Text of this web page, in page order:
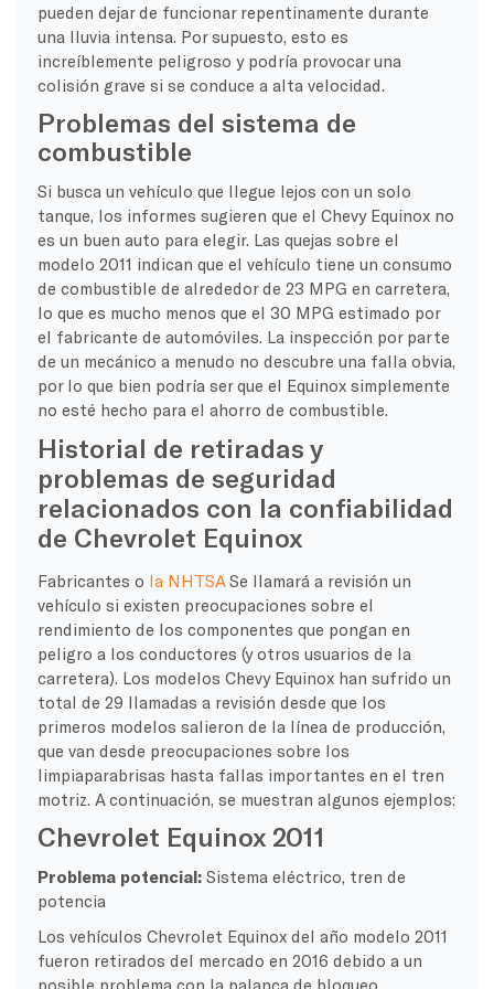
pueden dejar de funcionar repentinamente durante
una lluvia intensa. Por supuesto, esto es
increíblemente peligroso y podría provocar una
colisión grave si se conduce a alta velocidad.
Problemas del sistema de
combustible
Si busca un vehículo que llegue lejos con un solo
tanque, los informes sugieren que el Chevy Equinox no
es un buen auto para elegir. Las quejas sobre el
modelo 2011 indican que el vehículo tiene un consumo
de combustible de alrededor de 23 MPG en carretera,
lo que es mucho menos que el 30 MPG estimado por
el fabricante de automóviles. La inspección por parte
de un mecánico a menudo no descubre una falla obvia,
por lo que bien podría ser que el Equinox simplemente
no esté hecho para el ahorro de combustible.
Historial de retiradas y
problemas de seguridad
relacionados con la confiabilidad
de Chevrolet Equinox
Fabricantes o la NHTSASe llamará a revisión un
vehículo si existen preocupaciones sobre el
rendimiento de los componentes que pongan en
peligro a los conductores (y otros usuarios de la
carretera). Los modelos Chevy Equinox han sufrido un
total de 29 llamadas a revisión desde que los
primeros modelos salieron de la línea de producción,
que van desde preocupaciones sobre los
limpiaparabrisas hasta fallas importantes en el tren
motriz. A continuación, se muestran algunos ejemplos:
Chevrolet Equinox 2011
Problema potencial:Sistema eléctrico, tren de
potencia
Los vehículos Chevrolet Equinox del año modelo 2011
fueron retirados del mercado en 2016 debido a un
posible problema con la palanca de bloqueo